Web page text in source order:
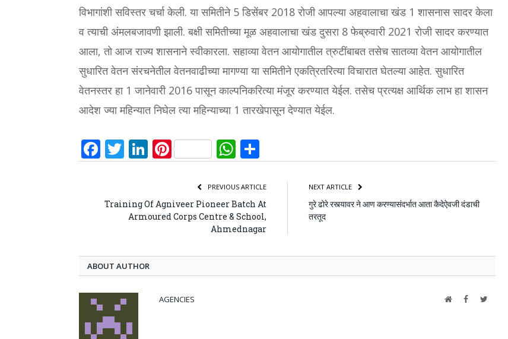
विभागांशी सविस्तर चर्चा केली. या समितीने 5 डिसेंबर 2018 रोजी आपल्या अहवालाचा खंड 1 शासनास सादर केला
व त्याची अंमलबजावणी झाली. बक्षी समितीच्या मूळ अहवालाचा खंड दुसरा 8 फेब्रुवारी 2021 रोजी सादर करण्यात
आला, तो आज राज्य शासनाने स्वीकारला. सहाव्या वेतन आयोगातील त्रुटींबाबत तसेच सातव्या वेतन आयोगातील
सुधारित वेतन संरचनेतील वेतनवाढीच्या मागण्या या समितीने एकत्रितरित्या विचारात घेतल्या आहेत. सुधारित
वेतनस्तर हा 1 जानेवारी 2016 पासून काल्पनिकरित्या मंजूर करण्यात येईल. तसेच प्रत्यक्ष आर्थिक लाभ हा शासन
आदेश ज्या महिन्यात निघेल त्या महिन्याच्या 1 तारखेपासून देण्यात येईल.
Facebook
Twitter
LinkedIn
PinterestWhatsApp
PREVIOUS ARTICLE
Training Of Agniveer Pioneer Batch At
Armoured Corps Centre & School,
Ahmednagar
NEXT ARTICLE
गुरे ढोरे रस्त्यावर ने आण करण्यासंदर्भात आता कैदेऐवजी दंडाची
तरतूद
ABOUT AUTHOR
AGENCIES WebsiteFacebookTwitter